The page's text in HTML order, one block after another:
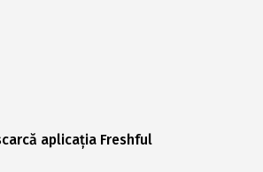
aplicația Freshful